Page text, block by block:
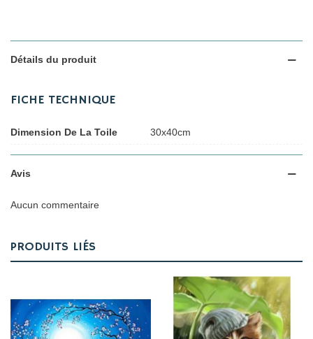
Détails du produit
FICHE TECHNIQUE
Dimension De La Toile 30x40cm
Avis
Aucun commentaire
PRODUITS LIÉS